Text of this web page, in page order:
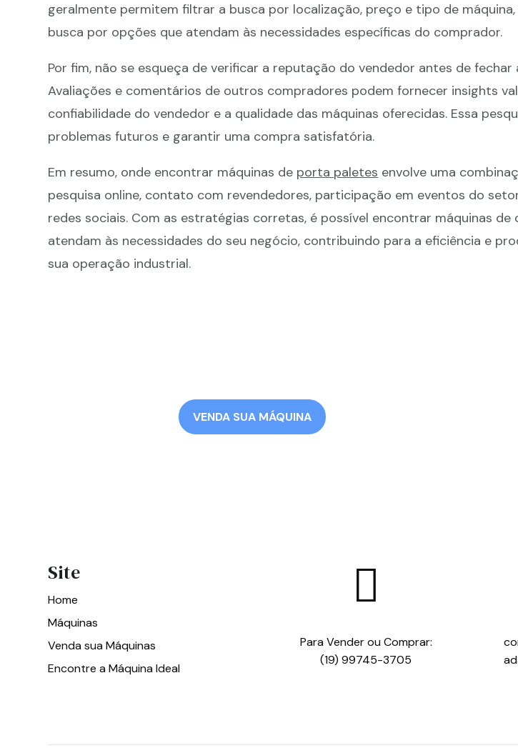
geralmente permitem filtrar a busca por localização, preço e tipo de
busca por opções que atendam às necessidades específicas do comprador.
Por fim, não se esqueça de verificar a reputação do vendedor antes de fechar
Avaliações e comentários de outros compradores podem fornecer insights
confiabilidade do vendedor e a qualidade das máquinas oferecidas. Essa
problemas futuros e garantir uma compra satisfatória.
Em resumo, onde encontrar máquinas de porta paletes envolve uma
pesquisa online, contato com revendedores, participação em eventos do
redes sociais. Com as estratégias corretas, é possível encontrar máquinas de
atendam às necessidades do seu negócio, contribuindo para a eficiência e
sua operação industrial.
VENDA SUA MÁQUINA
Site
Home
Máquinas
Venda sua Máquinas
Encontre a Máquina Ideal

Para Vender ou Comprar:
(19) 99745-3705